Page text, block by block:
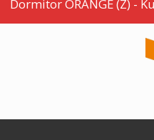
Dormitor ORANGE (Z) -